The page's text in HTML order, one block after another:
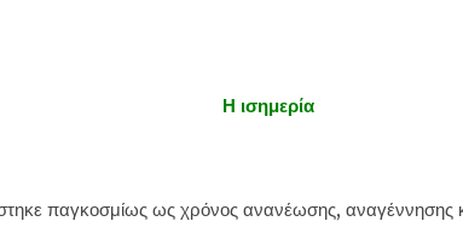
Η ισημερία
παγκοσμίως ως χρόνος ανανέωσης, αναγέννησης